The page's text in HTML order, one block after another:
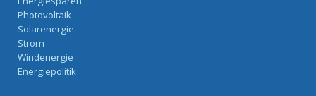
Photovoltaik
Solarenergie
Strom
Windenergie
Energiepolitik